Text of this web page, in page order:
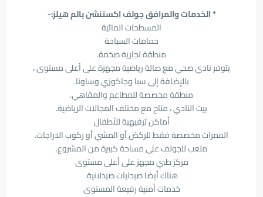
* الخدمات والمرافق جولف اكستنشن بالم هيلز:-
المسطحات المائية
حمامات السباحة
منطقة تجارية ضخمة.
يتوفر نادي صحي مع صالة رياضية مجهزة على أعلى مستوى ،
بالإضافة إلى سبا وجاكوزي وساونا.
منطقة مخصصة للمطاعم والمقاهي.
بيت النادي ، متاح مع مختلف المجالات الرياضية.
أماكن ترفيهية للأطفال
الممرات مخصصة فقط للركض أو المشي أو ركوب الدراجات.
ملعب للجولف على مساحة كبيرة من المشروع.
مركز طبي مجهز على أعلى مستوى
هناك أيضا صيدليات صيدلانية.
خدمات أمنية رفيعة المستوى